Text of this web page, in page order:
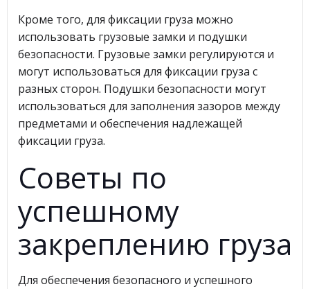
Кроме того, для фиксации груза можно
использовать грузовые замки и подушки
безопасности. Грузовые замки регулируются и
могут использоваться для фиксации груза с
разных сторон. Подушки безопасности могут
использоваться для заполнения зазоров между
предметами и обеспечения надлежащей
фиксации груза.
Советы по
успешному
закреплению груза
Для обеспечения безопасного и успешного